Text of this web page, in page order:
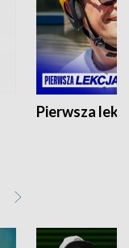
Pierwsza